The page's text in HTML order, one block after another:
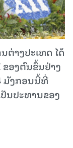
າງປະເທດ ໄດ້
ອງຕົນຂຶ້ນຢ່າງ
ມັງກອນນີ້ທີ່
ນປະທານຂອງ